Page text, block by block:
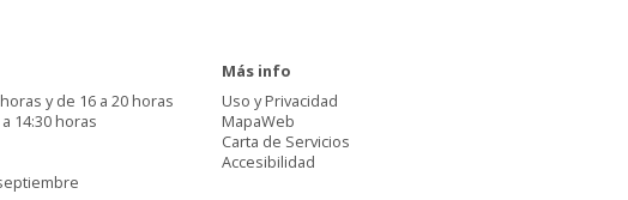
y de 16 a 20 horas
14:30 horas
Más info
Uso y Privacidad
MapaWeb
Carta de Servicios
Accesibilidad